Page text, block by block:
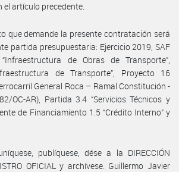
el artículo precedente.
que demande la presente contratación será
partida presupuestaria: Ejercicio 2019, SAF
de Obras de Transporte”,
de Transporte”, Proyecto 16
General Roca – Ramal Constitución -
OC-AR), Partida 3.4 “Servicios Técnicos y
de Financiamiento 1.5 “Crédito Interno” y
publíquese, dése a la DIRECCIÓN
OFICIAL y archívese. Guillermo Javier